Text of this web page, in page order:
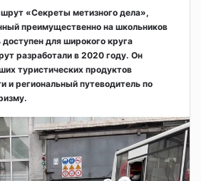
«Секреты метизного дела»,
преимущественно на школьников
доступен для широкого круга
разработали в 2020 году. Он
туристических продуктов
и региональный путеводитель по